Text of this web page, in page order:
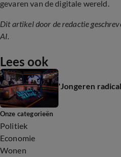
gevaren van de digitale wereld.
Dit artikel door de redactie
AI.
Lees ook
'Jongeren
Onze categorieën
Politiek
Economie
Wonen